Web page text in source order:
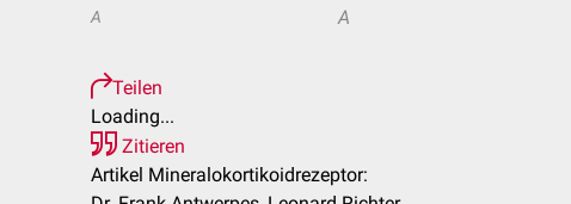
A A
Teilen
Loading...
Zitieren
Artikel Mineralokortikoidrezeptor: